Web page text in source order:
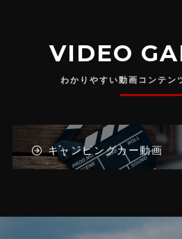
VIDEO
わかりやすい動画コンテン
キャンピングカー動画